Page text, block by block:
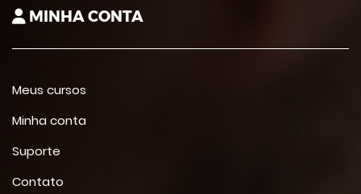
MINHA CONTA
Meus cursos
Minha conta
Suporte
Contato